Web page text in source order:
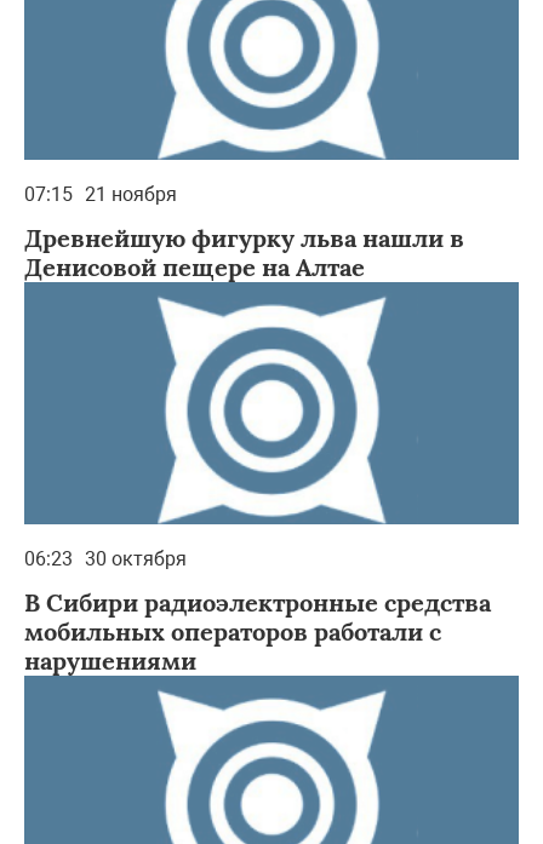
07:15 21 ноября
Древнейшую фигурку льва нашли в
Денисовой пещере на Алтае
06:23 30 октября
В Сибири радиоэлектронные средства
мобильных операторов работали с
нарушениями